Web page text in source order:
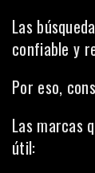
Las
confiable y
Por eso,
Las marcas
útil: